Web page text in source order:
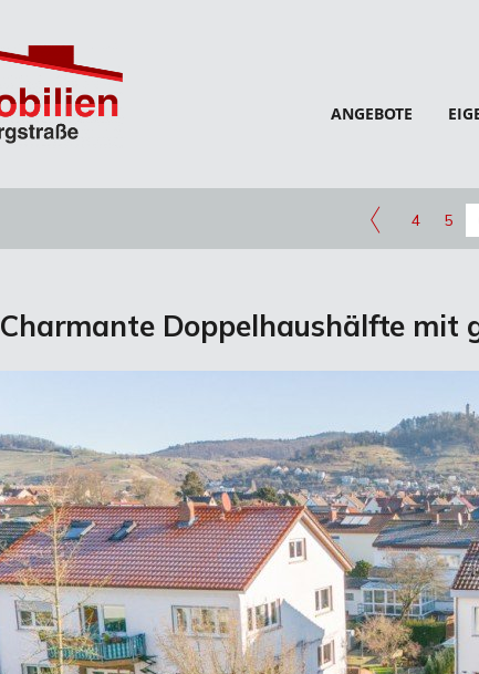
ANGEBOTE
4 5
Charmante Doppelhaushälfte mit